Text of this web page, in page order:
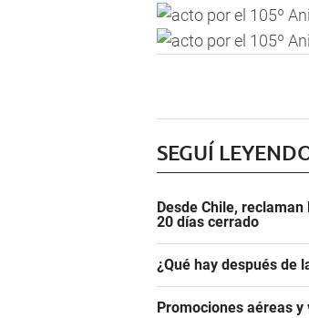
SEGUÍ
Desde Chile,
20 días cerrado
¿Qué hay después de
Promociones aéreas